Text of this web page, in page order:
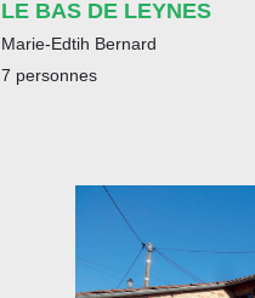
LE BAS DE LEYNES
Marie-Edtih Bernard
7 personnes